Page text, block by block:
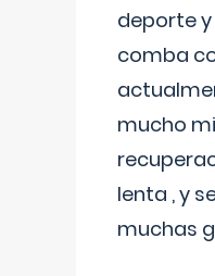
deporte
comba
mucho
lenta , y
muchas